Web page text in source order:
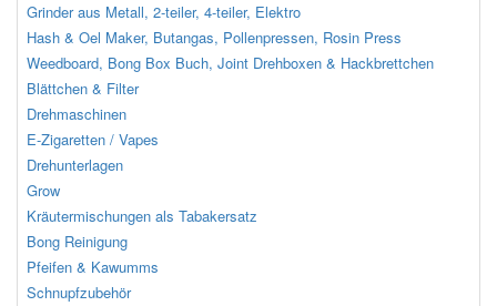
Grinder aus Metall, 2-teiler, 4-teiler, Elektro
Hash & Oel Maker, Butangas, Pollenpressen, Rosin Press
Weedboard, Bong Box Buch, Joint Drehboxen & Hackbrettchen
Blättchen & Filter
Drehmaschinen
E-Zigaretten / Vapes
Drehunterlagen
Grow
Kräutermischungen als Tabakersatz
Bong Reinigung
Pfeifen & Kawumms
Schnupfzubehör